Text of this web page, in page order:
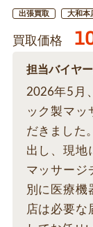
出張買取 大和本
買取価格
担当バイヤ
2026年5月
ック製マッ
だきました
出し、現地
マッサージ
別に医療機
店は必要な